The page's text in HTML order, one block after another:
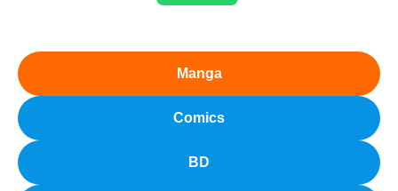
Manga
Comics
BD